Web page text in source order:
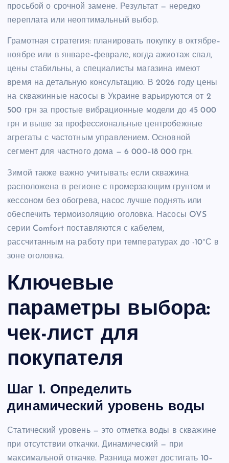
просьбой о срочной замене. Результат — нередко
переплата или неоптимальный выбор.
Грамотная стратегия: планировать покупку в октябре–
ноябре или в январе–феврале, когда ажиотаж спал,
цены стабильны, а специалисты магазина имеют
время на детальную консультацию. В 2026 году цены
на скважинные насосы в Украине варьируются от 2
500 грн за простые вибрационные модели до 45 000
грн и выше за профессиональные центробежные
агрегаты с частотным управлением. Основной
сегмент для частного дома — 6 000–18 000 грн.
Зимой также важно учитывать: если скважина
расположена в регионе с промерзающим грунтом и
кессоном без обогрева, насос лучше поднять или
обеспечить термоизоляцию оголовка. Насосы OVS
серии Comfort поставляются с кабелем,
рассчитанным на работу при температурах до -10°С в
зоне оголовка.
Ключевые
параметры выбора:
чек-лист для
покупателя
Шаг 1. Определить
динамический уровень воды
Статический уровень — это отметка воды в скважине
при отсутствии откачки. Динамический — при
максимальной откачке. Разница может достигать 10–